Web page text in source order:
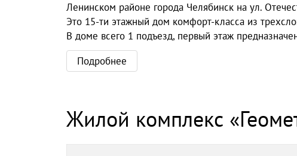
Ленинском районе города Челябинск на ул.
Это 15-ти этажный дом комфорт-класса из
В доме всего 1 подъезд, первый этаж
Подробнее
Жилой комплекс